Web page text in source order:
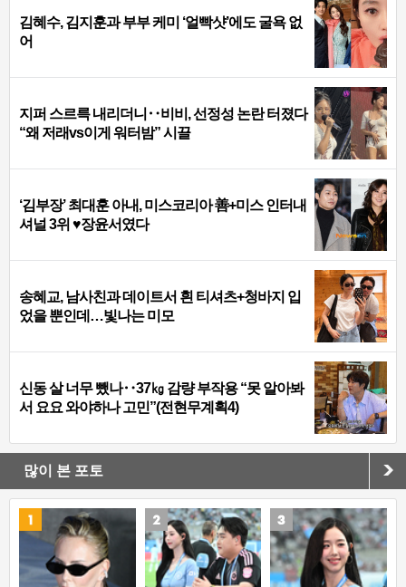
김혜수, 김지훈과 부부 케미 ‘얼빡샷’에도 굴욕 없
어
지퍼 스르륵 내리더니‥비비, 선정성 논란 터졌다
“왜 저래vs이게 워터밤” 시끌
‘김부장’ 최대훈 아내, 미스코리아 善+미스 인터내
셔널 3위 ♥장윤서였다
송혜교, 남사친과 데이트서 흰 티셔츠+청바지 입
었을 뿐인데…빛나는 미모
신동 살 너무 뺐나‥37㎏ 감량 부작용 “못 알아봐
서 요요 와야하나 고민”(전현무계획4)
많이 본 포토